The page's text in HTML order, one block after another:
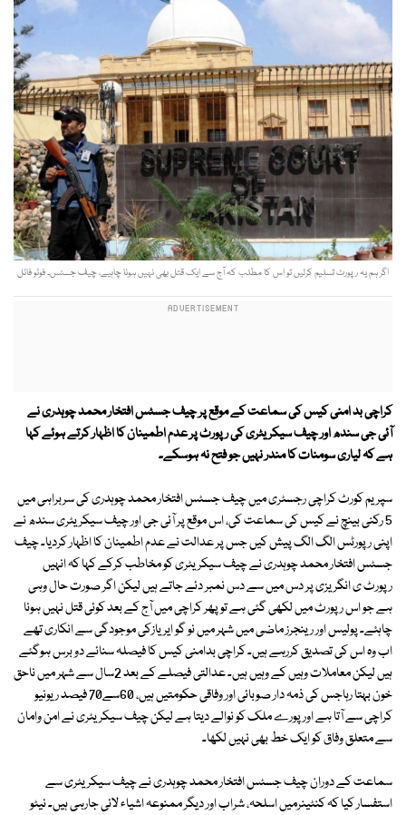
اگر ہم یہ رپورٹ تسلیم کرلیں تو اس کا مطلب کہ آج سے ایک قتل بھی نہیں ہونا چاہیے، چیف جسٹس۔ فوٹو فائل
کراچی بد امنی کیس کی سماعت کے موقع پر چیف جسٹس افتخار محمد چوہدری نے
آئی جی سندھ اور چیف سیکریٹری کی رپورٹ پر عدم اطمینان کا اظہار کرتے ہوئے کہا
ہے کہ لیاری سومنات کا مندر نہیں جو فتح نہ ہوسکے۔
سپریم کورٹ کراچی رجسٹری میں چیف جسٹس افتخار محمد چوہدری کی سربراہی میں
5 رکنی بینچ نے کیس کی سماعت کی، اس موقع پر آئی جی اور چیف سیکریٹری سندھ نے
اپنی رپورٹس الگ الگ پیش کیں جس پر عدالت نے عدم اطمینان کا اظہار کردیا۔ چیف
جسٹس افتخار محمد چوہدری نے چیف سیکریٹری کو مخاطب کرکے کہا کہ انہیں
رپورٹ ی انگریزی پر دس میں سے دس نمبر دئے جاتے ہیں لیکن اگر صورت حال وہی
ہے جو اس رپورٹ میں لکھی گئی ہے تو پھر کراچی میں آج کے بعد کوئی قتل نہیں ہونا
چاہئے۔ پولیس اور رینجرز ماضی میں شہر میں نو گو ایریازکی موجودگی سے انکاری تھے
اب وہ اس کی تصدیق کررہے ہیں۔ کراچی بدامنی کیس کا فیصلہ سنائے دو برس ہوگئے
ہیں لیکن معاملات وہیں کے وہیں ہیں۔ عدالتی فیصلے کے بعد 2سال سے شہر میں ناحق
خون بہتا رہاجس کی ذمہ دار صوبائی اور وفاقی حکومتیں ہیں، 60سے70 فیصد ریونیو
کراچی سے آتا ہے اور پورے ملک کو نوالے دیتا ہے لیکن چیف سیکریٹری نے امن وامان
سے متعلق وفاق کو ایک خط بھی نہیں لکھا۔
سماعت کے دوران چیف جسٹس افتخار محمد چوہدری نے چیف سیکریٹری سے
استفسار کیا کہ کنٹینرمیں اسلحہ، شراب اور دیگر ممنوعہ اشیاء لائی جارہی ہیں۔ نیٹو